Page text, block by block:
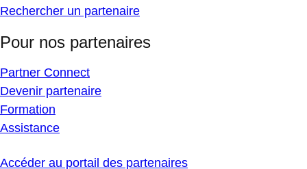
Rechercher un partenaire
Pour nos partenaires
Partner Connect
Devenir partenaire
Formation
Assistance
Accéder au portail des partenaires